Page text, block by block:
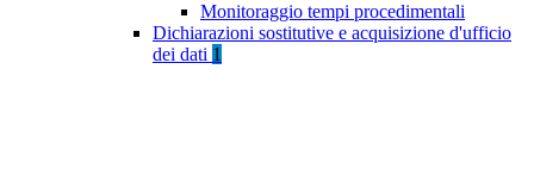
Monitoraggio tempi procedimentali
Dichiarazioni sostitutive e acquisizione d'ufficio
dei dati 1